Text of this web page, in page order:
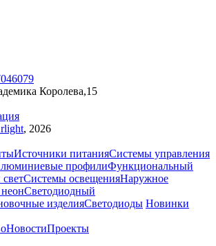
Королева,15
, 2026
Источники питанияСистемы управления
профилиФункциональный
Системы освещенияНаружное
Светодиодный
изделияСветодиоды Новинки
НовостиПроекты